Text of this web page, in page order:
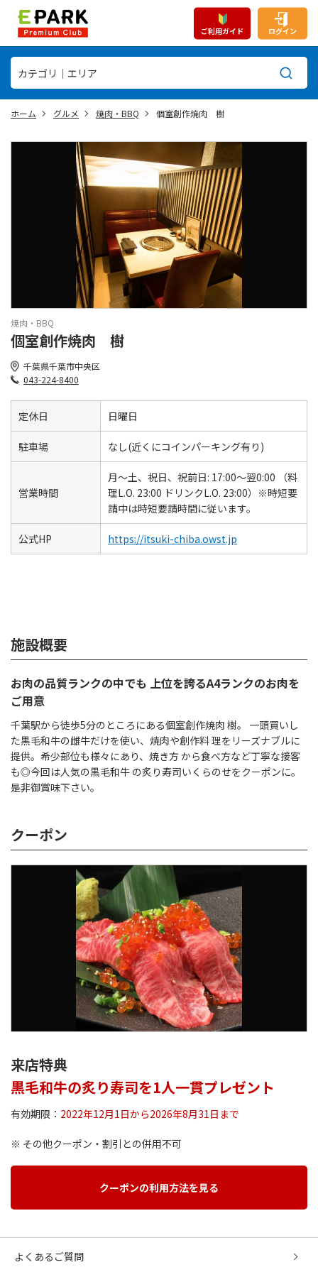
ご利用ガイド ログイン
ホーム グルメ 焼肉・BBQ 個室創作焼肉 樹
焼肉・BBQ
個室創作焼肉 樹
千葉県千葉市中央区
043-224-8400
定休日 日曜日
駐車場 なし(近くにコインパーキング有り)
営業時間
月～土、祝日、祝前日: 17:00～翌0:00 （料
理L.O. 23:00 ドリンクL.O. 23:00）※時短要
請中は時短要請時間に従います。
公式HP https://itsuki-chiba.owst.jp
施設概要
お肉の品質ランクの中でも 上位を誇るA4ランクのお肉を
ご用意
千葉駅から徒歩5分のところにある個室創作焼肉 樹。 一頭買いし
た黒毛和牛の雌牛だけを使い、焼肉や創作料 理をリーズナブルに
提供。希少部位も様々にあり、焼き方 から食べ方など丁寧な接客
も◎今回は人気の黒毛和牛 の炙り寿司いくらのせをクーポンに。
是非御賞味下さい。
クーポン
来店特典
黒毛和牛の炙り寿司を1人一貫プレゼント
有効期限： 2022年12月1日から2026年8月31日まで
※ その他クーポン・割引との併用不可
クーポンの利用方法を見る
よくあるご質問